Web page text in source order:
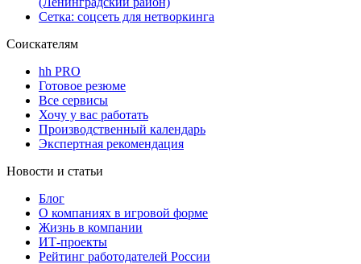
Сетка: соцсеть для нетворкинга
Соискателям
hh PRO
Готовое резюме
Все сервисы
Хочу у вас работать
Производственный календарь
Экспертная рекомендация
Новости и статьи
Блог
О компаниях в игровой форме
Жизнь в компании
ИТ-проекты
Рейтинг работодателей России